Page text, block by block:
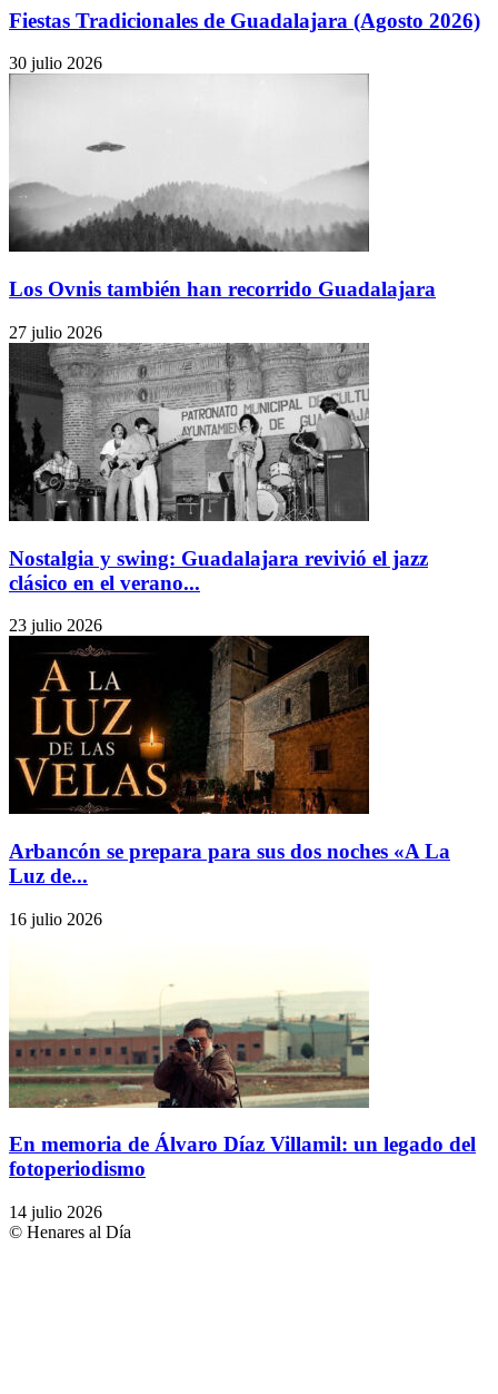
Fiestas Tradicionales de Guadalajara (Agosto 2026)
30 julio 2026
Los Ovnis también han recorrido Guadalajara
27 julio 2026
Nostalgia y swing: Guadalajara revivió el jazz
clásico en el verano...
23 julio 2026
Arbancón se prepara para sus dos noches «A La
Luz de...
16 julio 2026
En memoria de Álvaro Díaz Villamil: un legado del
fotoperiodismo
14 julio 2026
© Henares al Día